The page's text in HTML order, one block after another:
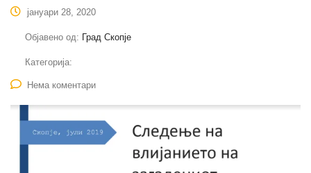
јануари 28, 2020
Објавено од: Град Скопје
Категорија:
Нема коментари